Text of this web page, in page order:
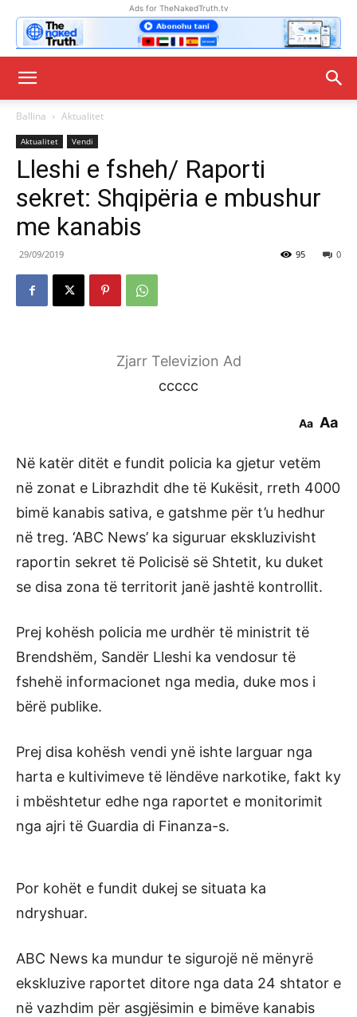
Ads for TheNakedTruth.tv
Ballina Aktualitet
Aktualitet Vendi
Lleshi e fsheh/ Raporti
sekret: Shqipëria e mbushur
me kanabis
29/09/2019 0
95
Zjarr Televizion Ad
ccccc
Aa Aa
Në katër ditët e fundit policia ka gjetur vetëm
në zonat e Librazhdit dhe të Kukësit, rreth 4000
bimë kanabis sativa, e gatshme për t’u hedhur
në treg. ‘ABC News’ ka siguruar ekskluzivisht
raportin sekret të Policisë së Shtetit, ku duket
se disa zona të territorit janë jashtë kontrollit.
Prej kohësh policia me urdhër të ministrit të
Brendshëm, Sandër Lleshi ka vendosur të
fshehë informacionet nga media, duke mos i
bërë publike.
Prej disa kohësh vendi ynë ishte larguar nga
harta e kultivimeve të lëndëve narkotike, fakt ky
i mbështetur edhe nga raportet e monitorimit
nga ajri të Guardia di Finanza-s.
Por kohët e fundit dukej se situata ka
ndryshuar.
ABC News ka mundur te sigurojë në mënyrë
ekskluzive raportet ditore nga data 24 shtator e
në vazhdim për asgjësimin e bimëve kanabis